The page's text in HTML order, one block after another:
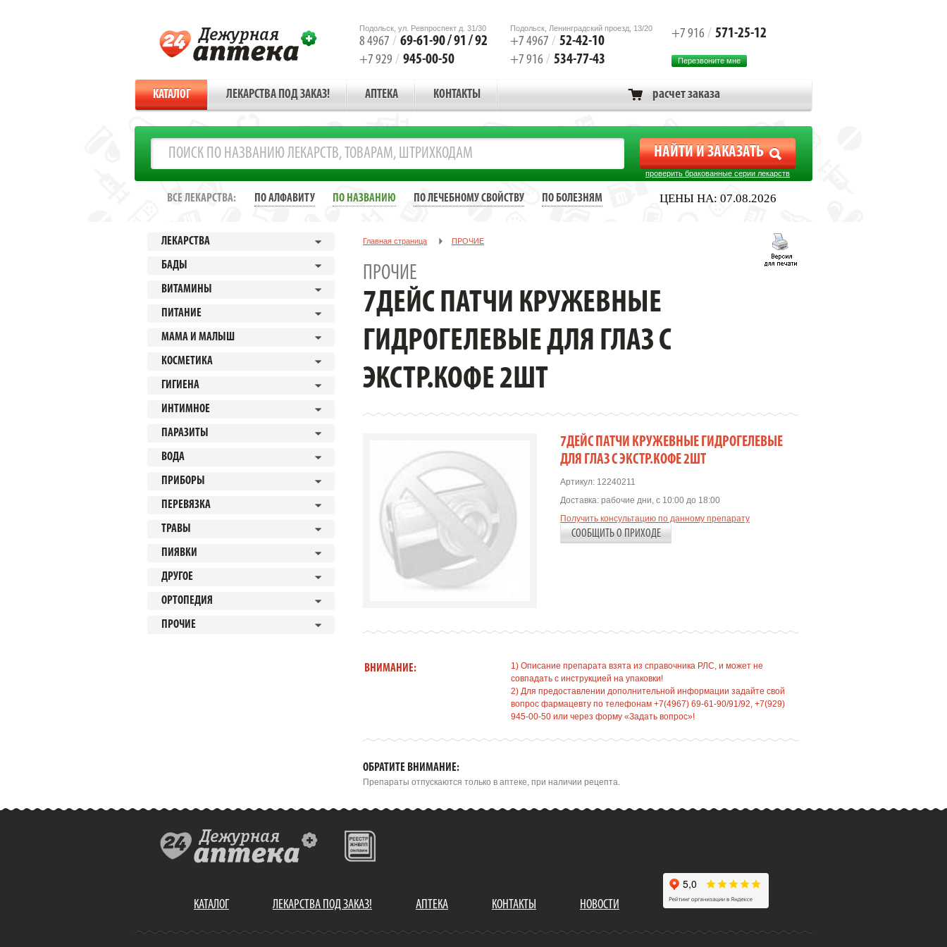
Подольск, ул. Ревпроспект д. 31/30
8 4967 / 69-61-90 / 91 / 92
+7 929 / 945-00-50
Подольск, Ленинградский проезд, 13/20
+7 4967 / 52-42-10
+7 916 / 534-77-43
+7 916 / 571-25-12
Перезвоните мне
КАТАЛОГ ЛЕКАРСТВА ПОД ЗАКАЗ! АПТЕКА КОНТАКТЫ расчет заказа
проверить бракованные серии лекарств
ЦЕНЫ НА: 07.08.2026
ВСЕ ЛЕКАРСТВА: ПО АЛФАВИТУ ПО НАЗВАНИЮ ПО ЛЕЧЕБНОМУ СВОЙСТВУ ПО БОЛЕЗНЯМ
ЛЕКАРСТВА
БАДЫ
ВИТАМИНЫ
ПИТАНИЕ
МАМА И МАЛЫШ
КОСМЕТИКА
ГИГИЕНА
ИНТИМНОЕ
ПАРАЗИТЫ
ВОДА
ПРИБОРЫ
ПЕРЕВЯЗКА
ТРАВЫ
ПИЯВКИ
ДРУГОЕ
ОРТОПЕДИЯ
ПРОЧИЕ
Главная страница ПРОЧИЕ
ПРОЧИЕ
7ДЕЙС ПАТЧИ КРУЖЕВНЫЕ
ГИДРОГЕЛЕВЫЕ ДЛЯ ГЛАЗ С
ЭКСТР.КОФЕ 2ШТ
7ДЕЙС ПАТЧИ КРУЖЕВНЫЕ ГИДРОГЕЛЕВЫЕ
ДЛЯ ГЛАЗ С ЭКСТР.КОФЕ 2ШТ
Артикул: 12240211
Доставка: рабочие дни, с 10:00 до 18:00
Получить консультацию по данному препарату
СООБЩИТЬ О ПРИХОДЕ
ВНИМАНИЕ:
1) Описание препарата взята из справочника РЛС, и может не
совпадать с инструкцией на упаковки!
2) Для предоставлении дополнительной информации задайте свой
вопрос фармацевту по телефонам +7(4967) 69-61-90/91/92, +7(929)
945-00-50 или через форму «Задать вопрос»!
ОБРАТИТЕ ВНИМАНИЕ:
Препараты отпускаются только в аптеке, при наличии рецепта.
КАТАЛОГ ЛЕКАРСТВА ПОД ЗАКАЗ! АПТЕКА КОНТАКТЫ НОВОСТИ